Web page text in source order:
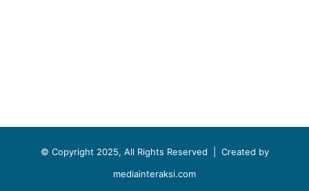
© Copyright 2025, All Rights Reserved | Created by
mediainteraksi.com